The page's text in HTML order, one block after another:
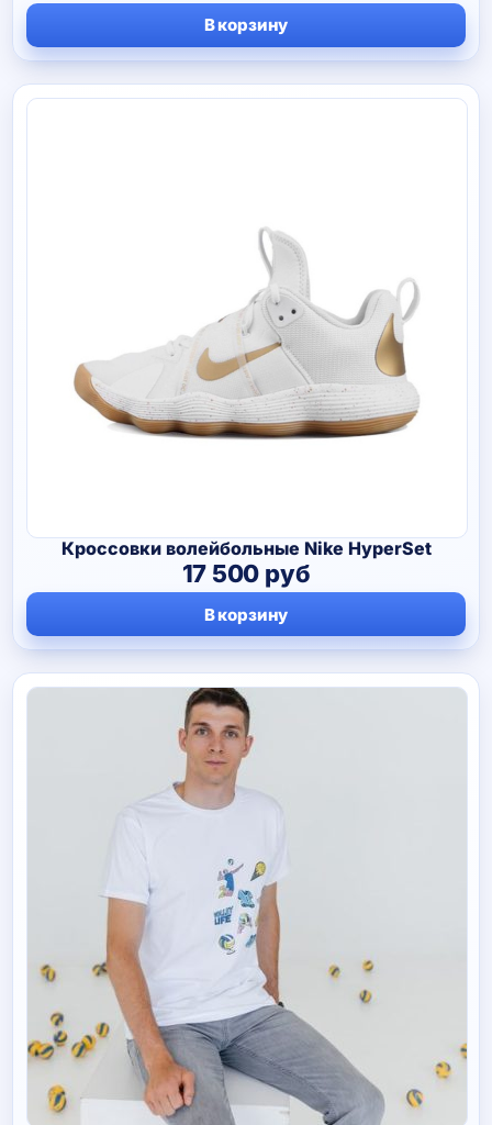
В корзину
Кроссовки волейбольные Nike HyperSet
17 500 руб
В корзину